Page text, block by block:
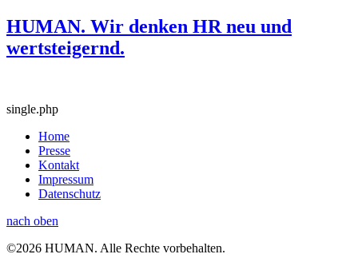
HUMAN. Wir denken HR neu und
wertsteigernd.
single.php
Home
Presse
Kontakt
Impressum
Datenschutz
nach oben
©2026 HUMAN. Alle Rechte vorbehalten.